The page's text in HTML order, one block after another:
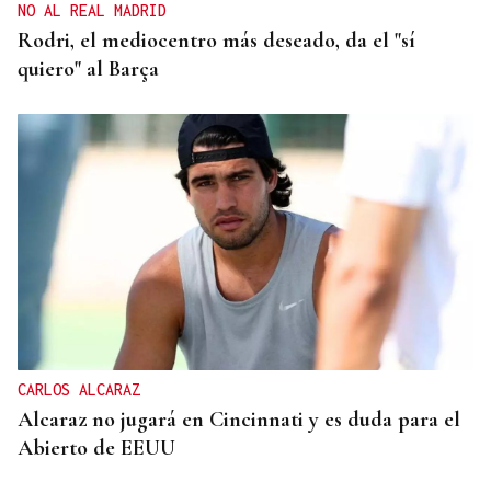
NO AL REAL MADRID
Rodri, el mediocentro más deseado, da el "sí
quiero" al Barça
CARLOS ALCARAZ
Alcaraz no jugará en Cincinnati y es duda para el
Abierto de EEUU